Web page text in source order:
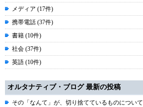
メディア (17件)
携帯電話 (37件)
書籍 (10件)
社会 (37件)
英語 (10件)
オルタナティブ・ブログ 最新の投稿
その「なんて」が、切り捨てているものについて